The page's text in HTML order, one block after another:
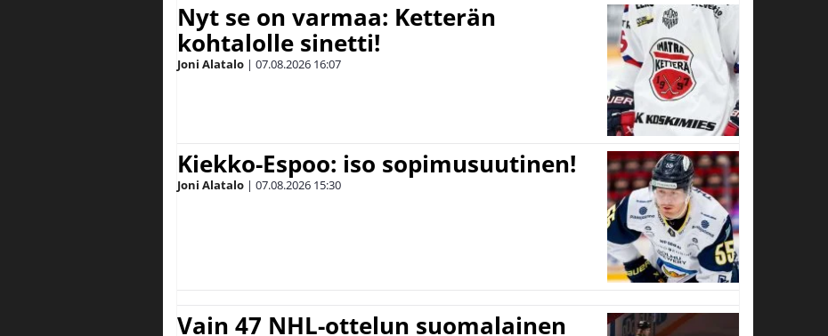
Nyt se on varmaa: Ketterän
kohtalolle sinetti!
Joni Alatalo | 07.08.2026 16:07
Kiekko-Espoo: iso sopimusuutinen!
Joni Alatalo | 07.08.2026 15:30
Vain 47 NHL-ottelun suomalainen